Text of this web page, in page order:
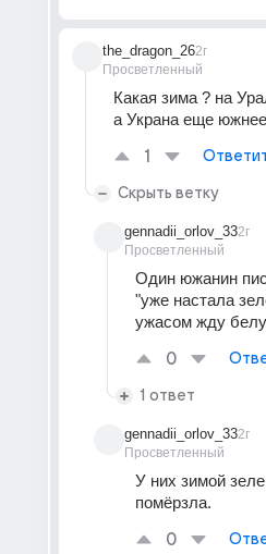
the_dragon_26
Просветленный
2г
Какая зима ? на
а Украна еще
1
Скрыть ветку
gennadii_orlov_33
Просветленный
2г
Один южанин
"уже настала
ужасом жду
0
1 ответ
gennadii_orlov_33
Просветленный
2г
У них зимой
помëрзла.
0